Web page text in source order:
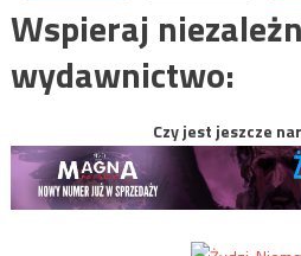
Wspieraj
wydawnictwo:
Czy jest jeszcze